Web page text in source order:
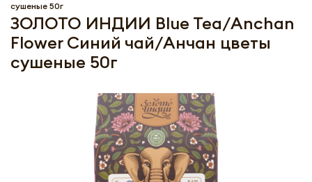
сушеные 50г
ЗОЛОТО ИНДИИ Blue Tea/Anchan
Flower Синий чай/Анчан цветы
сушеные 50г